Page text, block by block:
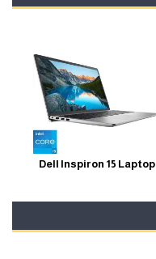
Dell Inspiron 15 Laptop